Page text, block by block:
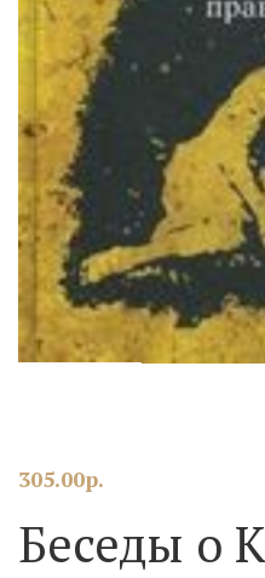
305.00р.
Беседы о